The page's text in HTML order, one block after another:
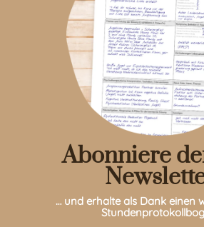
Abonniere
… und erhalte als Dank einen